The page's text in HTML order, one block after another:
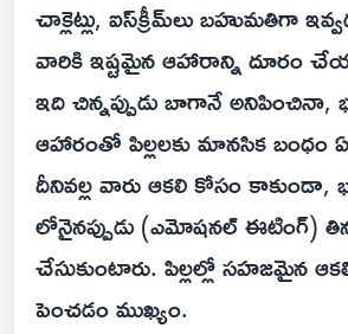
చాక్లెట్లు, ఐస్‌క్రీమ్‌లు బహుమతిగా
వారికి ఇష్టమైన ఆహారాన్ని దూరం
ఇది చిన్నప్పుడు బాగానే అనిపించినా,
ఆహారంతో పిల్లలకు మానసిక బంధం
దీనివల్ల వారు ఆకలి కోసం
లోనైనప్పుడు (ఎమోషనల్ ఈటింగ్)
చేసుకుంటారు. పిల్లల్లో సహజమైన
పెంచడం ముఖ్యం.